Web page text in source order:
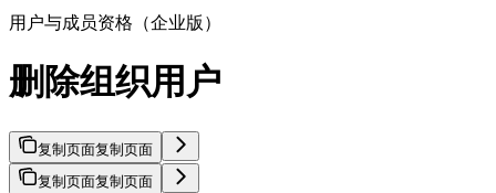
用户与成员资格（企业版）
删除组织用户
复制页面复制页面
复制页面复制页面